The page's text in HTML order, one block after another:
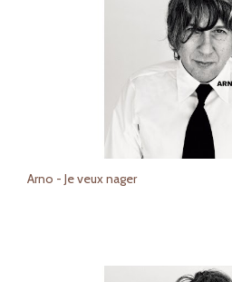
Arno - Je veux nager